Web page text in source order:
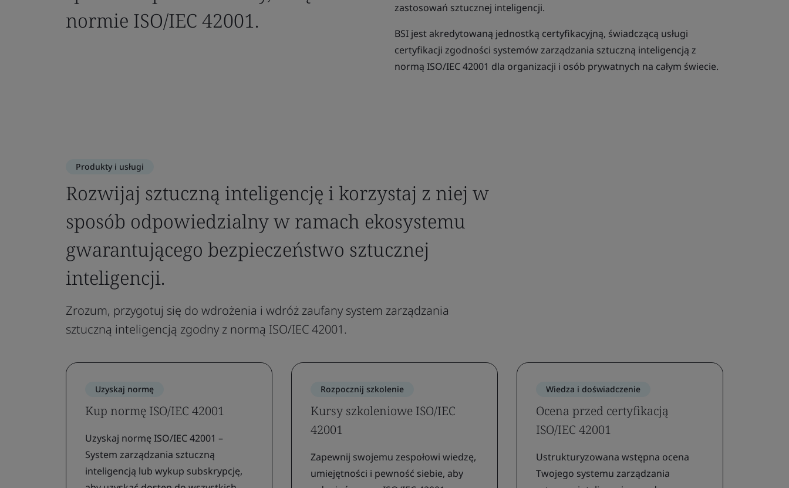
normie ISO/IEC 42001.
zastosowań sztucznej inteligencji.
BSI jest akredytowaną jednostką certyfikacyjną, świadczącą usługi
certyfikacji zgodności systemów zarządzania sztuczną inteligencją z
normą ISO/IEC 42001 dla organizacji i osób prywatnych na całym świecie.
Produkty i usługi
Rozwijaj sztuczną inteligencję i korzystaj z niej w
sposób odpowiedzialny w ramach ekosystemu
gwarantującego bezpieczeństwo sztucznej
inteligencji.
Zrozum, przygotuj się do wdrożenia i wdróż zaufany system zarządzania
sztuczną inteligencją zgodny z normą ISO/IEC 42001.
Uzyskaj normę
Kup normę ISO/IEC 42001
Uzyskaj normę ISO/IEC 42001 –
System zarządzania sztuczną
inteligencją lub wykup subskrypcję,
Rozpocznij szkolenie
Kursy szkoleniowe ISO/IEC
42001
Zapewnij swojemu zespołowi wiedzę,
umiejętności i pewność siebie, aby
Wiedza i doświadczenie
Ocena przed certyfikacją
ISO/IEC 42001
Ustrukturyzowana wstępna ocena
Twojego systemu zarządzania